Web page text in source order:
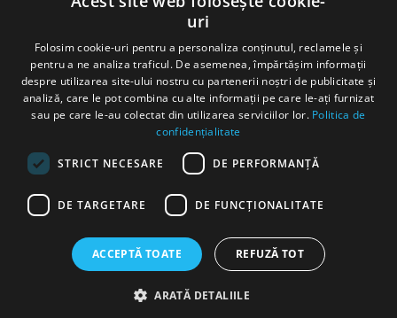
CLIENTI
DATE COMERCIALE
©Copyright SC DC Folie SRL 2022
Produse concepute si fabricate 100% in Romania
commerce by Gomag
uri
Folosim cookie-uri pentru a personaliza conținutul, reclamele și
pentru a ne analiza traficul. De asemenea, împărtășim informații
despre utilizarea site-ului nostru cu partenerii noștri de publicitate și
analiză, care le pot combina cu alte informații pe care le-ați furnizat
sau pe care le-au colectat din utilizarea serviciilor lor. Politica de
confidențialitate
STRICT NECESARE DE PERFORMANȚĂ
DE TARGETARE DE FUNCŢIONALITATE
ACCEPTĂ TOATE REFUZĂ TOT
ARATĂ DETALIILE